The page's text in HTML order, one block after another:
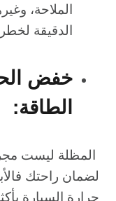
الملاحة،
الدقيقة
خفض
الطاقة:
المظلة ليست
لضمان راحتك